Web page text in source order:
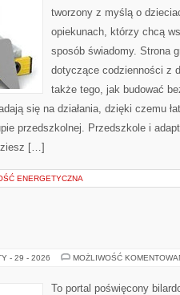
tworzony z myślą o
opiekunach, którzy chcą
sposób świadomy. Strona
dotyczące codzienności z
także tego, jak budować
się na działania, dzięki czemu
przedszkolnej. Przedszkole i
[…]
ENERGETYCZNA
- 29 - 2026 MOŻLIWOŚĆ
To portal poświęcony